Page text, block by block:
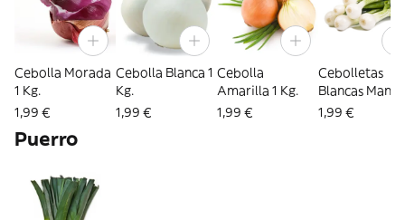
Cebolla Morada
1 Kg.
1,99 €
Cebolla Blanca 1
Kg.
1,99 €
Cebolla
Amarilla 1 Kg.
1,99 €
Cebolletas
Blancas
Ud.
1,99 €
Puerro